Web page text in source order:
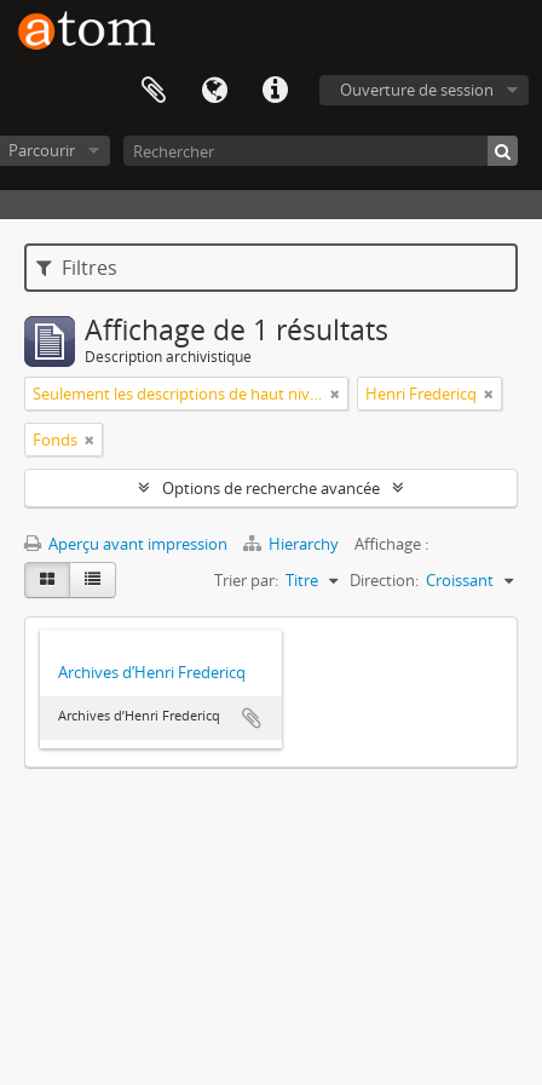
Ouverture de session
Parcourir
Filtres
Affichage de 1 résultats
Description archivistique
Seulement les descriptions de haut niveau Henri Fredericq
Fonds
Options de recherche avancée
Aperçu avant impression Hierarchy
Affichage :
Trier par: Titre Direction: Croissant
Archives d’Henri Fredericq
Archives d’Henri Fredericq